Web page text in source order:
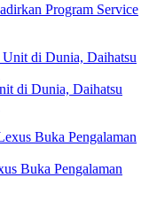
Program Service
di Dunia, Daihatsu
Buka Pengalaman